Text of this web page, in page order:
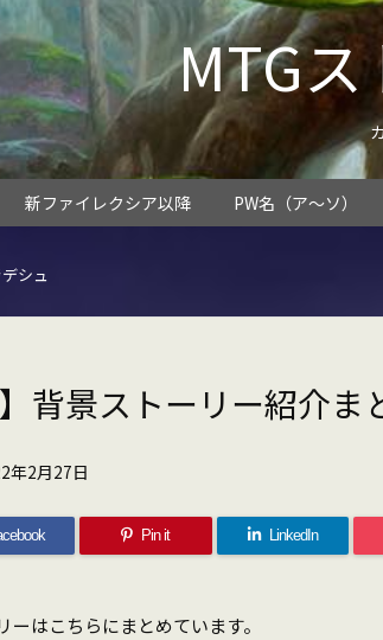
MTG
新ファイレクシア以降 PW名（ア～ソ）
シュ
】背景ストーリー紹介ま
年2月27日
Pin it LinkedIn
はこちらにまとめています。